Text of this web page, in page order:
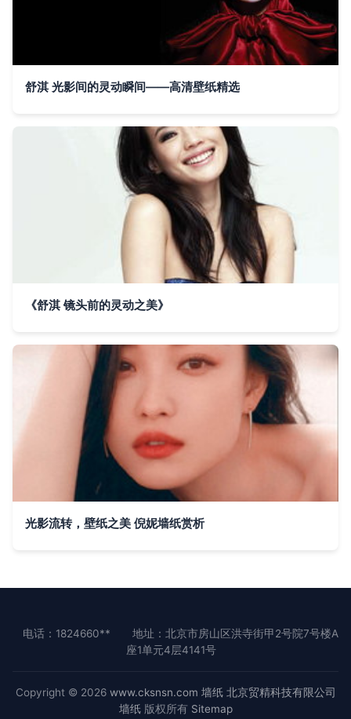
舒淇 光影间的灵动瞬间——高清壁纸精选
《舒淇 镜头前的灵动之美》
光影流转，壁纸之美 倪妮墙纸赏析
电话：1824660**
地址：北京市房山区洪寺街甲2号院7号楼A
座1单元4层4141号
Copyright © 2026 www.cksnsn.com 墙纸 北京贸精科技有限公司
墙纸版权所有 Sitemap